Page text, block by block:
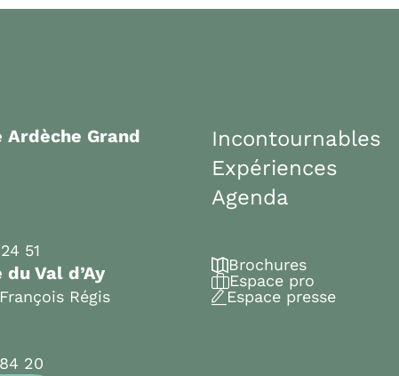
Ardèche Grand
51
Val d’Ay
Régis
20
Incontournables
Expériences
Agenda
Brochures
Espace pro
Espace presse